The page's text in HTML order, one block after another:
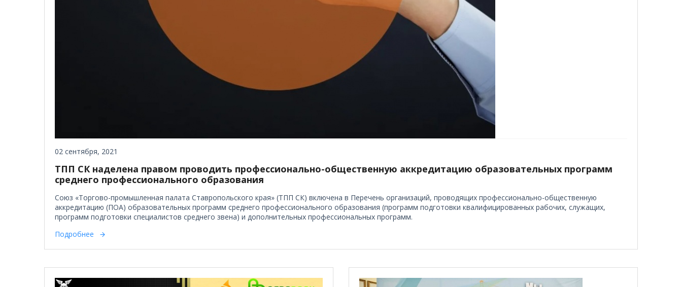
02 сентября, 2021
ТПП СК наделена правом проводить профессионально-общественную аккредитацию образовательных программ
среднего профессионального образования
Союз «Торгово-промышленная палата Ставропольского края» (ТПП СК) включена в Перечень организаций, проводящих профессионально-общественную
аккредитацию (ПОА) образовательных программ среднего профессионального образования (программ подготовки квалифицированных рабочих, служащих,
программ подготовки специалистов среднего звена) и дополнительных профессиональных программ.
Подробнее